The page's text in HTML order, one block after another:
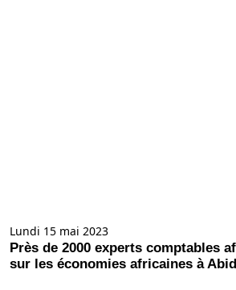
Lundi 15 mai 2023
Près de 2000 experts comptables
sur les économies africaines à